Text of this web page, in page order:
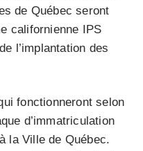
de Québec seront
californienne IPS
l’implantation des
fonctionneront selon
d’immatriculation
la Ville de Québec.